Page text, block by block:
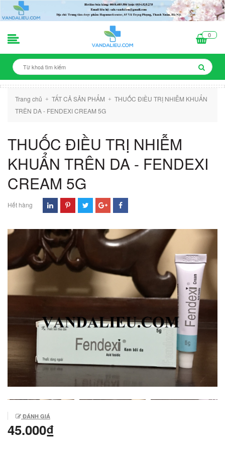
0
Trang chủ + TẤT CẢ SẢN PHẨM + THUỐC ĐIỀU TRỊ NHIỄM KHUẨN
TRÊN DA - FENDEXI CREAM 5G
THUỐC ĐIỀU TRỊ NHIỄM
KHUẨN TRÊN DA - FENDEXI
CREAM 5G
Hết hàng
ĐÁNH GIÁ
45.000₫